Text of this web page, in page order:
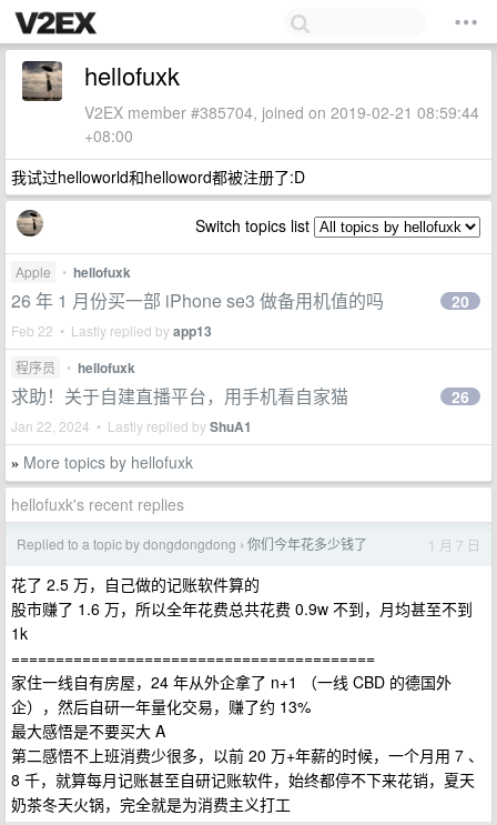
hellofuxk
V2EX member #385704, joined on 2019-02-21 08:59:44
+08:00
我试过helloworld和helloword都被注册了:D
Switch topics list
Apple • hellofuxk
26 年 1 月份买一部 iPhone se3 做备用机值的吗
Feb 22 • Lastly replied byapp13
20
程序员 • hellofuxk
求助！关于自建直播平台，用手机看自家猫
Jan 22, 2024 • Lastly replied byShuA1
26
» More topics by hellofuxk
hellofuxk's recent replies
Replied to a topic by dongdongdong › 你们今年花多少钱了 1 月 7 日
花了 2.5 万，自己做的记账软件算的
股市赚了 1.6 万，所以全年花费总共花费 0.9w 不到，月均甚至不到
1k
=========================================
家住一线自有房屋，24 年从外企拿了 n+1 （一线 CBD 的德国外
企），然后自研一年量化交易，赚了约 13%
最大感悟是不要买大 A
第二感悟不上班消费少很多，以前 20 万+年薪的时候，一个月用 7 、
8 千，就算每月记账甚至自研记账软件，始终都停不下来花销，夏天
奶茶冬天火锅，完全就是为消费主义打工